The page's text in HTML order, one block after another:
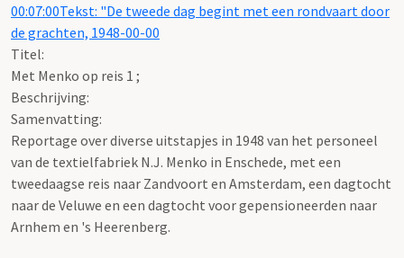
00:07:00Tekst: "De tweede dag begint met een rondvaart door
de grachten, 1948-00-00
Titel:
Met Menko op reis 1 ;
Beschrijving:
Samenvatting:
Reportage over diverse uitstapjes in 1948 van het personeel
van de textielfabriek N.J. Menko in Enschede, met een
tweedaagse reis naar Zandvoort en Amsterdam, een dagtocht
naar de Veluwe en een dagtocht voor gepensioneerden naar
Arnhem en 's Heerenberg.